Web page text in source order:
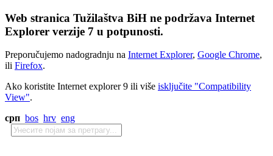
Web stranica Tužilaštva BiH ne podržava Internet
Explorer verzije 7 u potpunosti.
Preporučujemo nadogradnju na Internet Explorer, Google Chrome,
ili Firefox.
Ako koristite Internet explorer 9 ili više isključite "Compatibility
View".
срп bos hrv eng